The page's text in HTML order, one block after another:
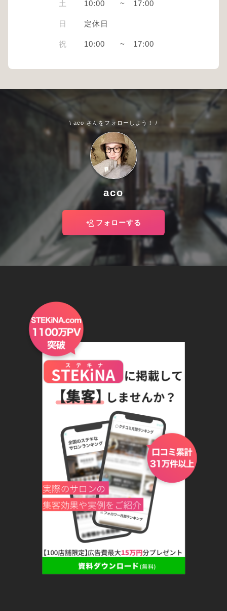
土 10:00 ~ 17:00
日 定休日
祝 10:00 ~ 17:00
\ aco さんをフォローしよう！ /
aco
フォローする